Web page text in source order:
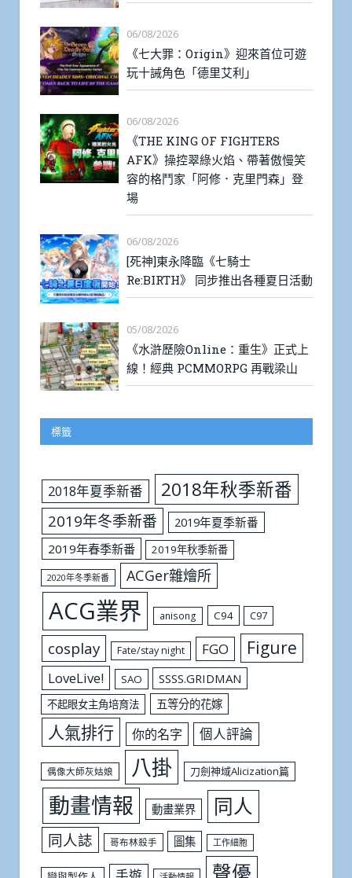
06/08/2026
《七大罪：Origin》迎來首位可遊
玩十誡角色「德里艾利」
06/08/2026
《THE KING OF FIGHTERS
AFK》操控翠綠火焰、帶著傲慢笑
容的格鬥家「阿修．克里門森」登
場
06/08/2026
[死神]東永降臨《七騎士
Re:BIRTH》 同步推出各種夏日活動
05/08/2026
《水滸歷險Online：重生》正式上
線！經典 PCMMORPG 再戰梁山
標籤
2018年夏季新番 2018年秋季新番
2019年冬季新番
2019年夏季新番
2019年春季新番
2019年秋季新番
2020年冬季新番 ACGer雜燴所
ACG業界 anisong C94 C97
cosplay Fate/stay night FGO Figure
LoveLive! SAO SSSS.GRIDMAN
不起眼女主角培育法 五等分的花嫁
人氣排行 你的名字 個人評論
偶像大師灰姑娘 八掛 刀劍神域Alicization篇
動畫情報 動畫業界 同人
同人誌 哥布林殺手 圖集 工作細胞
聲優